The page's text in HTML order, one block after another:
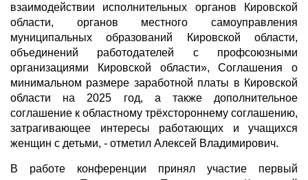
взаимодействии исполнительных органов Кировской
области, органов местного самоуправления
муниципальных образований Кировской области,
объединений работодателей с профсоюзными
организациями Кировской области», Соглашения о
минимальном размере заработной платы в Кировской
области на 2025 год, а также дополнительное
соглашение к областному трёхстороннему соглашению,
затрагивающее интересы работающих и учащихся
женщин с детьми, - отметил Алексей Владимирович.
В работе конференции принял участие первый